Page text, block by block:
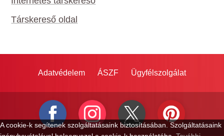
Társkereső oldal
A cookie-k segítenek szolgáltatásaink biztosításában. Szolgáltatásaink
Adatvédelem ÁSZF Ügyfélszolgálat